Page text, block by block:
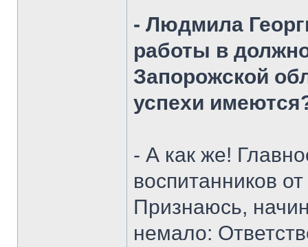
- Людмила
работы в
Запорожской
успехи
- А как же!
воспитанников
Признаюсь,
немало: